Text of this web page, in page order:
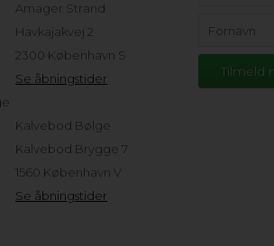
Amager Strand
Havkajakvej 2
2300 København S
Se åbningstider
Kalvebod Bølge
Kalvebod Brygge 7
1560 København V
Se åbningstider